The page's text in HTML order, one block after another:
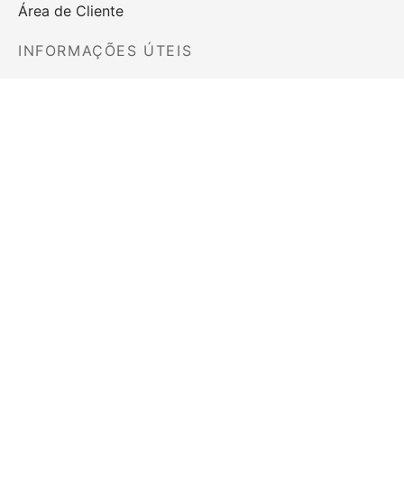
Área de Cliente
INFORMAÇÕES ÚTEIS